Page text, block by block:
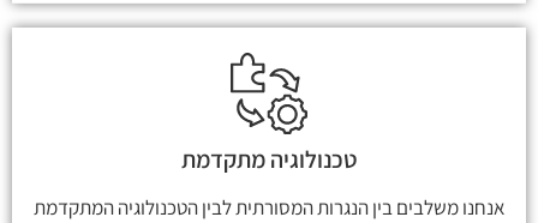
טכנולוגיה מתקדמת
אנחנו משלבים בין הנגרות המסורתית לבין הטכנולוגיה המתקדמת